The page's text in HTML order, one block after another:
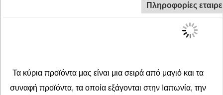
Πληροφορίες
Τα κύρια προϊόντα μας είναι μια σειρά από μαγιό και τα
συναφή προϊόντα, τα οποία εξάγονται στην Ιαπωνία, την